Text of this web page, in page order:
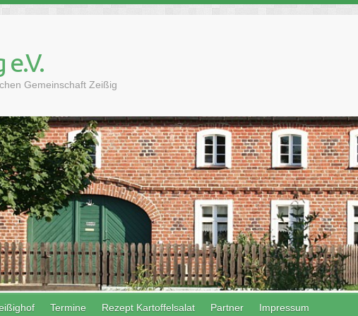
Gemeinschaft Zeißig
Termine Rezept Kartoffelsalat Partner Impressum